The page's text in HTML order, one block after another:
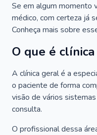
Se em algum momento
médico, com certeza já
Conheça mais sobre
O que é
A clínica geral é a
o paciente de forma
visão de vários
consulta.
O profissional dessa